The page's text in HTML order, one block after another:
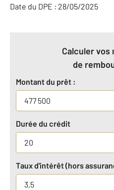
Date du DPE : 28/05/2025
Calculer vos
de
Montant du prêt :
Durée du crédit
Taux d'intérêt (hors